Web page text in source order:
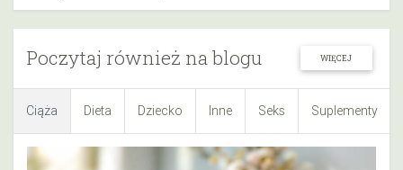
Poczytaj również na blogu WIĘCEJ
Ciąża Dieta Dziecko Inne Seks Suplementy